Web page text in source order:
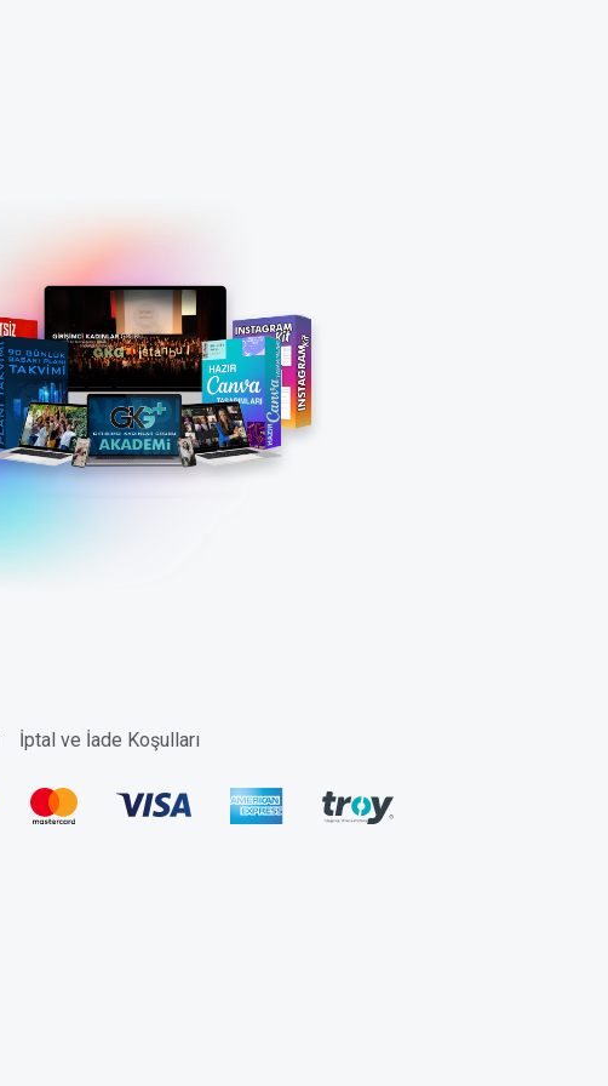
İptal ve İade Koşulları